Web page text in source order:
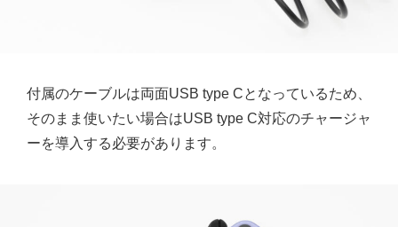
付属のケーブルは両面USB type Cとなっているため、
そのまま使いたい場合はUSB type C対応のチャージャ
ーを導入する必要があります。